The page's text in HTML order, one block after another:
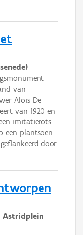
van
Aloïs De
van 1920 en
imitatierots
een plantsoen
door
Astridplein